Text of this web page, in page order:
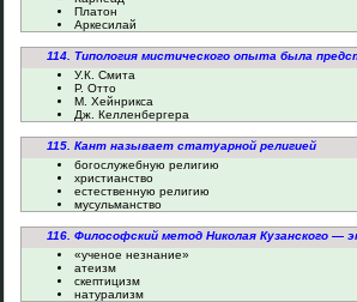
Платон
Аркесилай
114. Типология мистического опыта была
У.К. Смита
Р. Отто
М. Хейнрикса
Дж. Келленбергера
115. Кант называет статуарной религией
богослужебную религию
христианство
естественную религию
мусульманство
116. Философский метод Николая Кузанского —
«ученое незнание»
атеизм
скептицизм
натурализм